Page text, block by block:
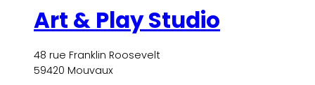
Art & Play Studio
48 rue Franklin Roosevelt
59420 Mouvaux